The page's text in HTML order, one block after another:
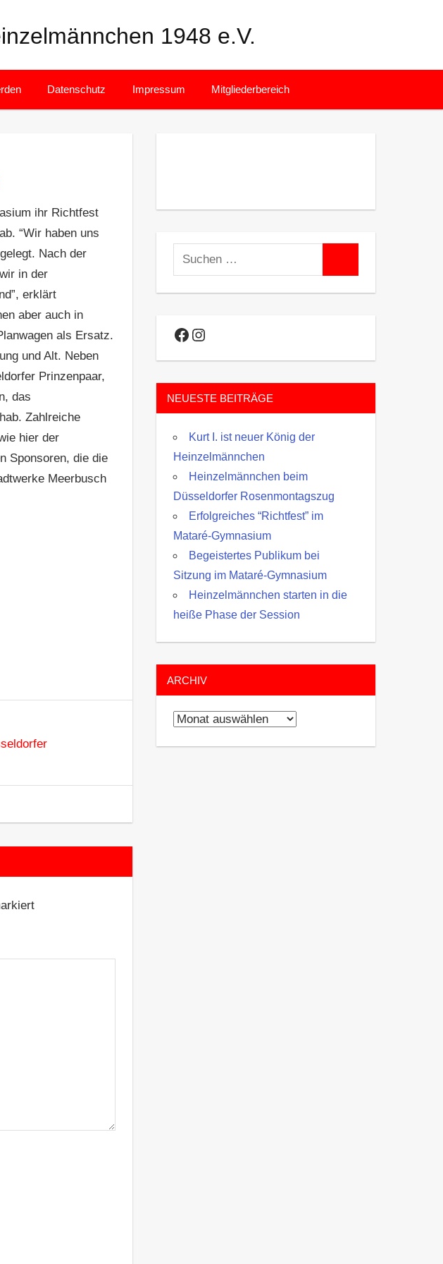
1948 e.V.
Datenschutz Impressum Mitgliederbereich
ihr Richtfest
“Wir haben uns
Nach der
in der
erklärt
aber auch in
als Ersatz.
und Alt. Neben
Prinzenpaar,
das
Zahlreiche
hier der
Sponsoren, die die
Meerbusch
Suchen
Facebook
Instagram
NEUESTE BEITRÄGE
Kurt I. ist neuer König der
Heinzelmännchen
Heinzelmännchen beim
Düsseldorfer Rosenmontagszug
Erfolgreiches “Richtfest” im
Mataré-Gymnasium
Begeistertes Publikum bei
Sitzung im Mataré-Gymnasium
Heinzelmännchen starten in die
heiße Phase der Session
ARCHIV
Archiv